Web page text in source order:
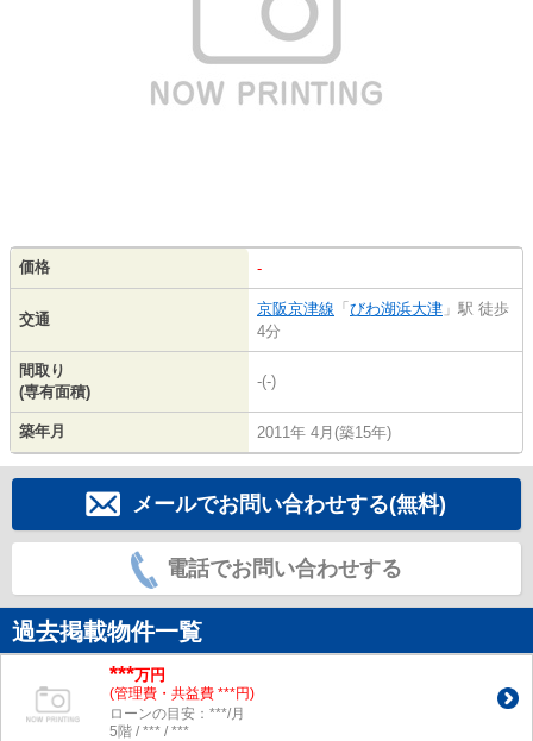
価格 -
交通
京阪京津線 「びわ湖浜大津 」駅 徒歩
4分
間取り
(専有面積)
-(-)
築年月 2011年 4月(築15年)
メールでお問い合わせする(無料)
電話でお問い合わせする
過去掲載物件一覧
***万円
(管理費・共益費 ***円)
ローンの目安：***/月
5階 / *** / ***